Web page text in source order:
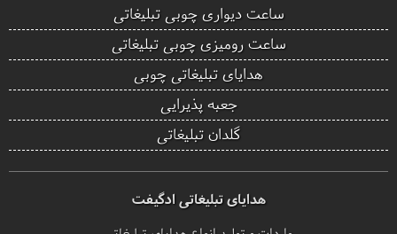
ساعت دیواری چوبی تبلیغاتی
ساعت رومیزی چوبی تبلیغاتی
هدایای تبلیغاتی چوبی
جعبه پذیرایی
گلدان تبلیغاتی
هدایای تبلیغاتی ادگیفت